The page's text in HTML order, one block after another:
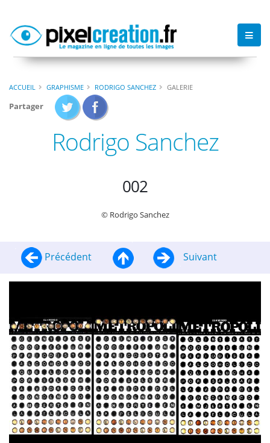
ACCUEIL GRAPHISME RODRIGO SANCHEZ GALERIE
Partager
Rodrigo Sanchez
002
© Rodrigo Sanchez
Précédent Suivant